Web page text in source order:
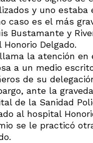
y uno estaba
caso es el más
Bustamante y
Honorio Delgado.
la atención
a un medio
de su
ante la
de la Sanidad
al hospital
se le practicó